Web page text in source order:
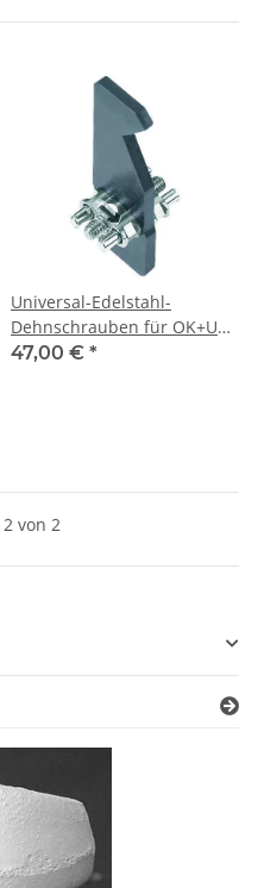
Universal-Edelstahl-
Dehnschrauben für OK+UK
7mm 10 Stück
47,00 € *
von 2